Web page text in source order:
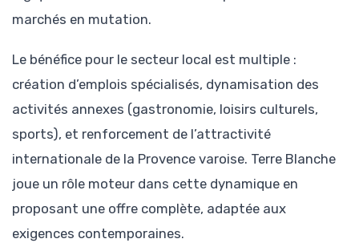
marchés en mutation.
Le bénéfice pour le secteur local est multiple :
création d’emplois spécialisés, dynamisation des
activités annexes (gastronomie, loisirs culturels,
sports), et renforcement de l’attractivité
internationale de la Provence varoise. Terre Blanche
joue un rôle moteur dans cette dynamique en
proposant une offre complète, adaptée aux
exigences contemporaines.